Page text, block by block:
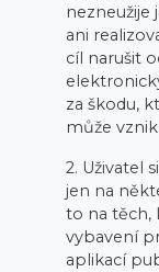
nezneužije
ani
cíl narušit
za škodu,
může
2. Uživatel
jen na
to na těch,
vybavení
aplikací